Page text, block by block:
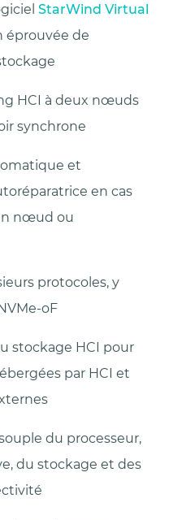
StarWind Virtual
éprouvée de
HCI à deux nœuds
synchrone
et
en cas
nœud ou
protocoles, y
oF
stockage HCI pour
par HCI et
du processeur,
du stockage et des